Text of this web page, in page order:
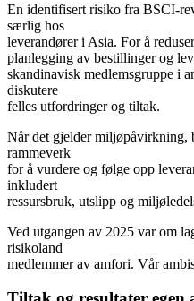
En identifisert risiko fra BSCI-
særlig hos
leverandører i Asia. For å
planlegging av bestillinger og
skandinavisk medlemsgruppe i
diskutere
felles utfordringer og tiltak.
Når det gjelder miljøpåvirkning,
rammeverk
for å vurdere og følge opp
inkludert
ressursbruk, utslipp og
Ved utgangen av 2025 var om
risikoland
medlemmer av amfori. Vår